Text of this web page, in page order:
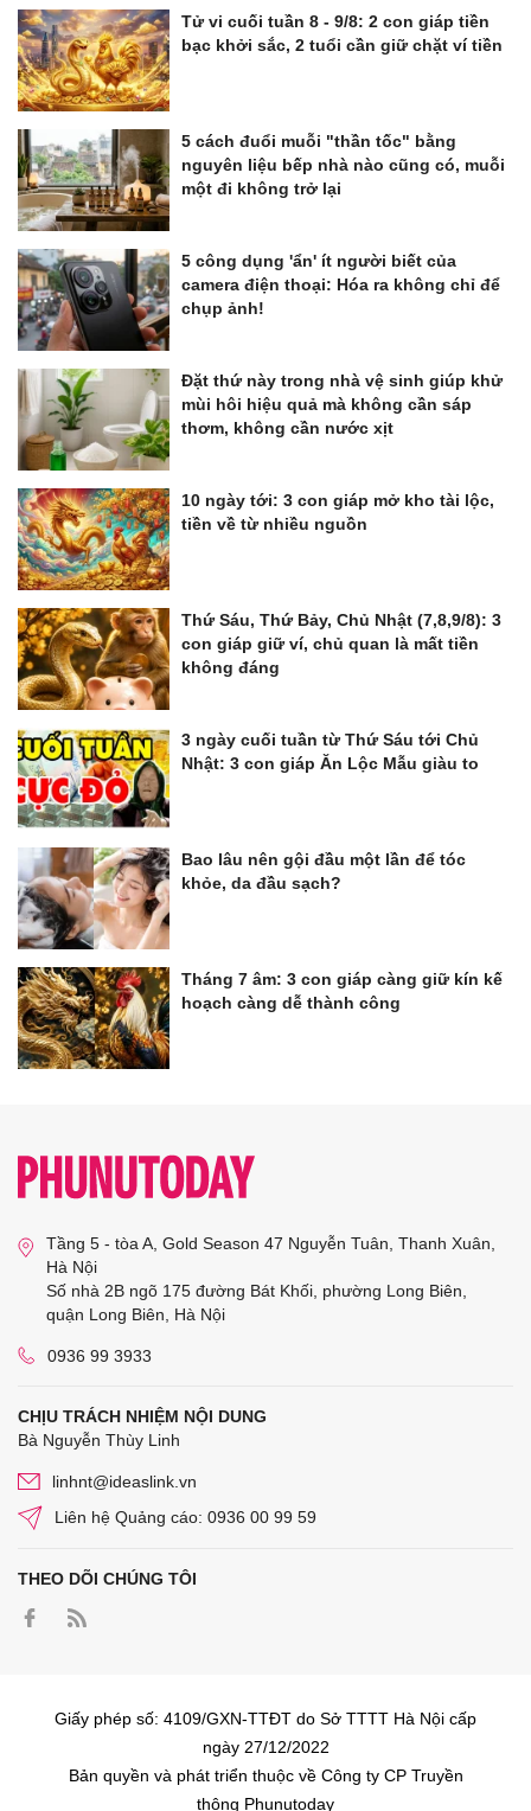
Tử vi cuối tuần 8 - 9/8: 2 con giáp tiền
bạc khởi sắc, 2 tuổi cần giữ chặt ví tiền
5 cách đuổi muỗi "thần tốc" bằng
nguyên liệu bếp nhà nào cũng có, muỗi
một đi không trở lại
5 công dụng 'ẩn' ít người biết của
camera điện thoại: Hóa ra không chỉ để
chụp ảnh!
Đặt thứ này trong nhà vệ sinh giúp khử
mùi hôi hiệu quả mà không cần sáp
thơm, không cần nước xịt
10 ngày tới: 3 con giáp mở kho tài lộc,
tiền về từ nhiều nguồn
Thứ Sáu, Thứ Bảy, Chủ Nhật (7,8,9/8): 3
con giáp giữ ví, chủ quan là mất tiền
không đáng
3 ngày cuối tuần từ Thứ Sáu tới Chủ
Nhật: 3 con giáp Ăn Lộc Mẫu giàu to
Bao lâu nên gội đầu một lần để tóc
khỏe, da đầu sạch?
Tháng 7 âm: 3 con giáp càng giữ kín kế
hoạch càng dễ thành công
Tầng 5 - tòa A, Gold Season 47 Nguyễn Tuân, Thanh Xuân,
Hà Nội
Số nhà 2B ngõ 175 đường Bát Khối, phường Long Biên,
quận Long Biên, Hà Nội
0936 99 3933
CHỊU TRÁCH NHIỆM NỘI DUNG
Bà Nguyễn Thùy Linh
linhnt@ideaslink.vn
Liên hệ Quảng cáo: 0936 00 99 59
THEO DÕI CHÚNG TÔI
Giấy phép số: 4109/GXN-TTĐT do Sở TTTT Hà Nội cấp
ngày 27/12/2022
Bản quyền và phát triển thuộc về Công ty CP Truyền
thông Phunutoday